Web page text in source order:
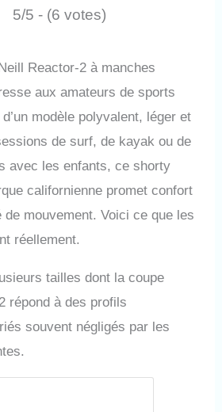
5/5 - (6 votes)
Reactor-2 à manches
aux amateurs de sports
modèle polyvalent, léger et
de surf, de kayak ou de
avec les enfants, ce shorty
californienne promet confort
mouvement. Voici ce que les
réellement.
tailles dont la coupe
répond à des profils
souvent négligés par les